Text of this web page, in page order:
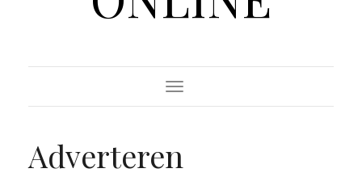
Toggle Navigation
Adverteren